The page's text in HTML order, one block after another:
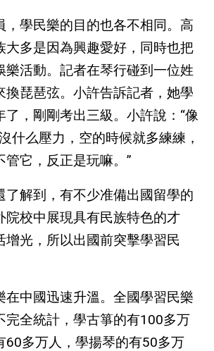
，學民樂的目的也各不相同。高
大多是因為興趣愛好，同時也把
樂活動。記者在琴行碰到一位姓
換琵琶弦。小許告訴記者，她學
了，剛剛考出三級。小許說：“像
什么壓力，空的時候就多練練，
管它，反正是玩嘛。”
了解到，有不少准備出國留學的
院校中展現具有民族特色的才
增光，所以出國前突擊學習民
在中國迅速升溫。全國學習民樂
完全統計，學古箏的有100多万
60多万人，學揚琴的有50多万